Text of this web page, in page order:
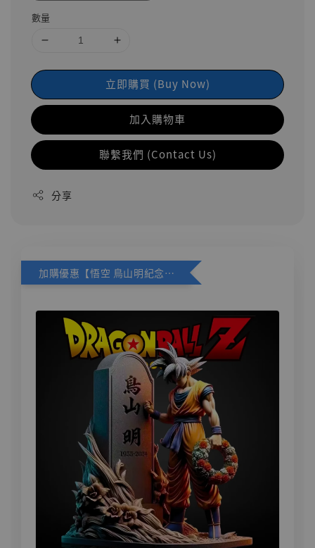
數量
立即購買 (Buy Now)
加入購物車
聯繫我們 (Contact Us)
分享
加購優惠【悟空 鳥山明紀念款 [奇蹟工作室]】